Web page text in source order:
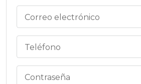
Correo electrónico
Teléfono
Contraseña